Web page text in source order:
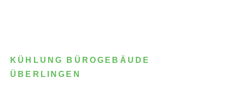
KÜHLUNG BÜROGEBÄUDE
ÜBERLINGEN